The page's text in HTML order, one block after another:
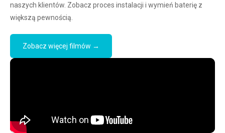
naszych klientów. Zobacz proces instalacji i wymień baterię z
większą pewnością.
Zobacz więcej filmów →